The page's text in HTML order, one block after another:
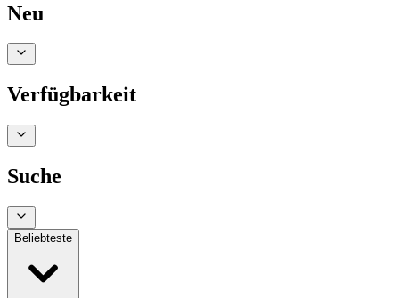
Neu
Verfügbarkeit
Suche
Beliebteste